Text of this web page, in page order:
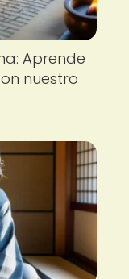
Aprende
nuestro